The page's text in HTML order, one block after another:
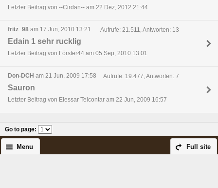
Letzter Beitrag von --Cirdan-- am 22 Dez, 2012 21:44
fritz_98 am 17 Jun, 2010 13:21 Aufrufe: 21.511, Antworten: 13
Edain 1 sehr rucklig
Letzter Beitrag von Förster44 am 05 Sep, 2010 13:01
Don-DCH am 21 Jun, 2009 17:58 Aufrufe: 19.477, Antworten: 7
Sauron
Letzter Beitrag von Elessar Telcontar am 22 Jun, 2009 16:57
Go to page:
Full site
Menu